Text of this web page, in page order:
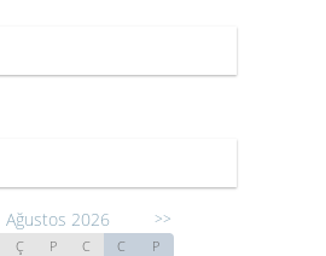
Ağustos 2026 >>
Ç P C C P